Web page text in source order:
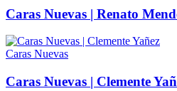
Caras Nuevas | Renato
Caras Nuevas
Caras Nuevas | Clemente